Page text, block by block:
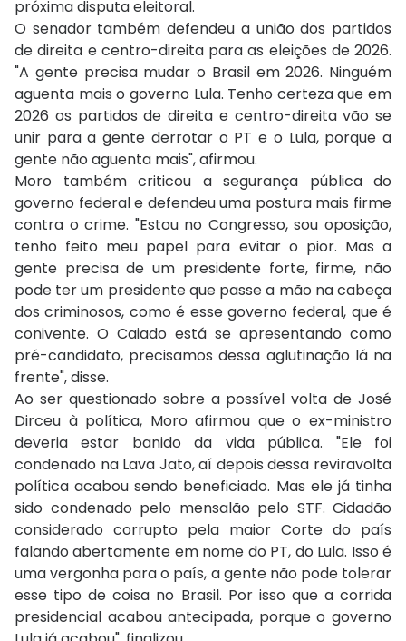
próxima disputa eleitoral.
O senador também defendeu a união dos partidos
de direita e centro-direita para as eleições de 2026.
"A gente precisa mudar o Brasil em 2026. Ninguém
aguenta mais o governo Lula. Tenho certeza que em
2026 os partidos de direita e centro-direita vão se
unir para a gente derrotar o PT e o Lula, porque a
gente não aguenta mais", afirmou.
Moro também criticou a segurança pública do
governo federal e defendeu uma postura mais firme
contra o crime. "Estou no Congresso, sou oposição,
tenho feito meu papel para evitar o pior. Mas a
gente precisa de um presidente forte, firme, não
pode ter um presidente que passe a mão na cabeça
dos criminosos, como é esse governo federal, que é
conivente. O Caiado está se apresentando como
pré-candidato, precisamos dessa aglutinação lá na
frente", disse.
Ao ser questionado sobre a possível volta de José
Dirceu à política, Moro afirmou que o ex-ministro
deveria estar banido da vida pública. "Ele foi
condenado na Lava Jato, aí depois dessa reviravolta
política acabou sendo beneficiado. Mas ele já tinha
sido condenado pelo mensalão pelo STF. Cidadão
considerado corrupto pela maior Corte do país
falando abertamente em nome do PT, do Lula. Isso é
uma vergonha para o país, a gente não pode tolerar
esse tipo de coisa no Brasil. Por isso que a corrida
presidencial acabou antecipada, porque o governo